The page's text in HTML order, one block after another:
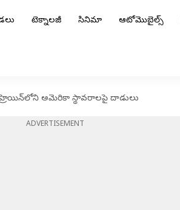
టెక్నాలజీ సినిమా ఆటోమొబైల్స్
అమెరికా స్థావరాలపై దాడులు
ADVERTISEMENT